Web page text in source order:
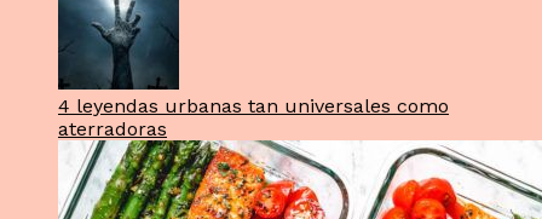
4 leyendas urbanas tan universales como
aterradoras